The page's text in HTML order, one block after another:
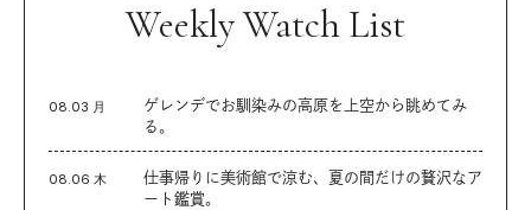
Weekly Watch List
08.03 月
ゲレンデでお馴染みの高原を上空から眺めてみ
る。
08.06 木
仕事帰りに美術館で涼む、夏の間だけの贅沢なア
ート鑑賞。